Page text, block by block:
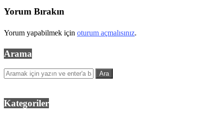
Yorum Bırakın
Yorum yapabilmek için oturum açmalısınız.
Arama
Kategoriler